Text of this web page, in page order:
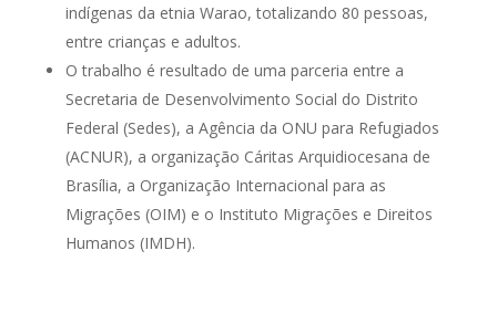
indígenas da etnia Warao, totalizando 80 pessoas,
entre crianças e adultos.
O trabalho é resultado de uma parceria entre a
Secretaria de Desenvolvimento Social do Distrito
Federal (Sedes), a Agência da ONU para Refugiados
(ACNUR), a organização Cáritas Arquidiocesana de
Brasília, a Organização Internacional para as
Migrações (OIM) e o Instituto Migrações e Direitos
Humanos (IMDH).